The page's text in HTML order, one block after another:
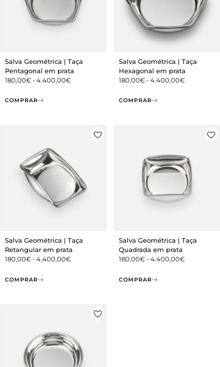
Salva Geométrica | Taça
Pentagonal em prata
180,00€-4.400,00€
COMPRAR
Salva Geométrica | Taça
Hexagonal em prata
180,00€-4.400,00€
COMPRAR
Salva Geométrica | Taça
Retangular em prata
180,00€-4.400,00€
COMPRAR
Salva Geométrica | Taça
Quadrada em prata
180,00€-4.400,00€
COMPRAR